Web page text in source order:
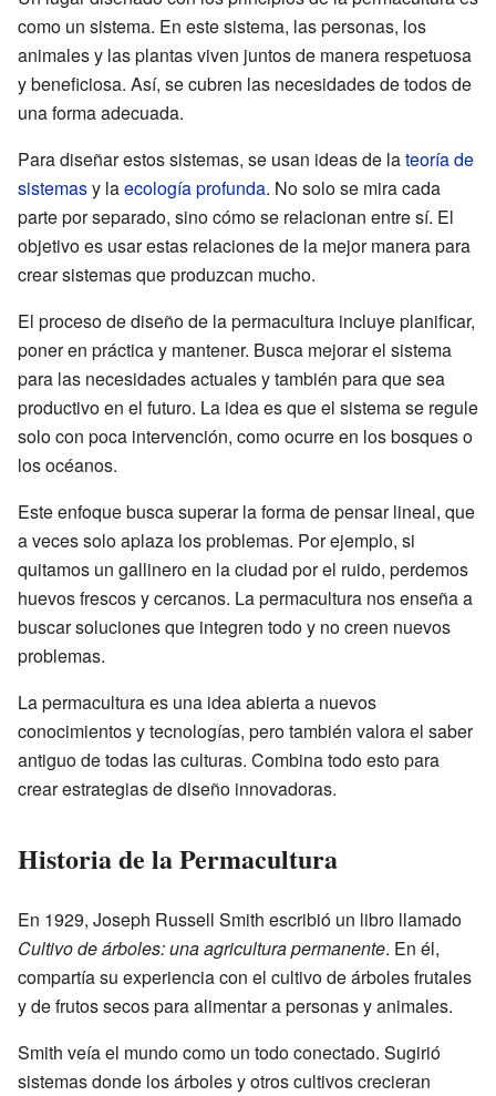
como un sistema. En este sistema, las personas, los
animales y las plantas viven juntos de manera respetuosa
y beneficiosa. Así, se cubren las necesidades de todos de
una forma adecuada.
Para diseñar estos sistemas, se usan ideas de lateoría de
sistemasy laecología profunda. No solo se mira cada
parte por separado, sino cómo se relacionan entre sí. El
objetivo es usar estas relaciones de la mejor manera para
crear sistemas que produzcan mucho.
El proceso de diseño de la permacultura incluye planificar,
poner en práctica y mantener. Busca mejorar el sistema
para las necesidades actuales y también para que sea
productivo en el futuro. La idea es que el sistema se regule
solo con poca intervención, como ocurre en los bosques o
los océanos.
Este enfoque busca superar la forma de pensar lineal, que
a veces solo aplaza los problemas. Por ejemplo, si
quitamos un gallinero en la ciudad por el ruido, perdemos
huevos frescos y cercanos. La permacultura nos enseña a
buscar soluciones que integren todo y no creen nuevos
problemas.
La permacultura es una idea abierta a nuevos
conocimientos y tecnologías, pero también valora el saber
antiguo de todas las culturas. Combina todo esto para
crear estrategias de diseño innovadoras.
Historia de la Permacultura
En 1929, Joseph Russell Smith escribió un libro llamado
Cultivo de árboles: una agricultura permanente. En él,
compartía su experiencia con el cultivo de árboles frutales
y de frutos secos para alimentar a personas y animales.
Smith veía el mundo como un todo conectado. Sugirió
sistemas donde los árboles y otros cultivos crecieran